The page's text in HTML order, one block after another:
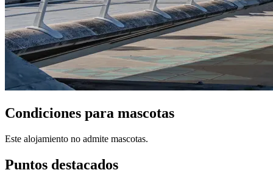
Condiciones para mascotas
Este alojamiento no admite mascotas.
Puntos destacados